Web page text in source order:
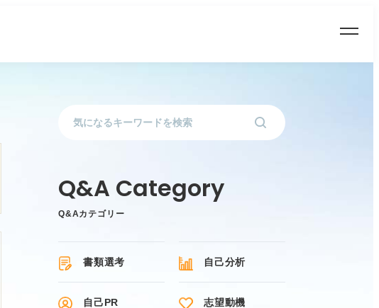
Q&Aカテゴリー
書類選考 自己分析
自己PR 志望動機